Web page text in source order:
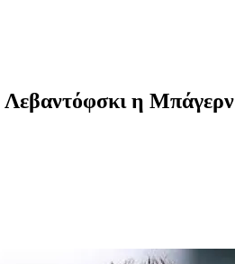
Λεβαντόφσκι η Μπάγερν